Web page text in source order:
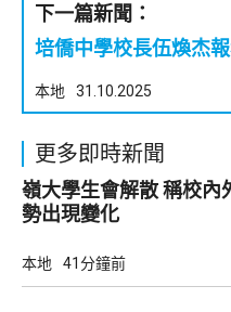
下一篇新聞：
培僑中學校長伍煥杰
本地 31.10.2025
更多即時新聞
嶺大學生會解散 稱校內外形
勢出現變化
本地 41分鐘前